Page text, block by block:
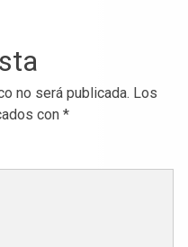
no será publicada. Los
con *